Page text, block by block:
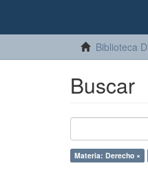
Biblioteca
Buscar
Materia: Derecho ×